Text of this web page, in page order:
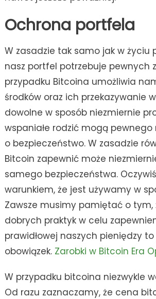
Ochrona portfela
W zasadzie tak samo jak w życiu
nasz portfel potrzebuje pewnych
przypadku Bitcoina umożliwia
środków oraz ich przekazywanie
dowolne w sposób niezmiernie
wspaniałe rodzić mogą
o bezpieczeństwo. W zasadzie
Bitcoin zapewnić może
samego bezpieczeństwa.
warunkiem, że jest używamy w
Zawsze musimy pamiętać o tym,
dobrych praktyk w celu
prawidłowej naszych pieniędzy
obowiązek. Zarobki w Bitcoin Era
W przypadku bitcoina niezwykle
Od razu zaznaczamy, że cena